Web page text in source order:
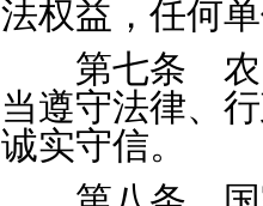
法权益，任何
第七条 农民
当遵守法律、
诚实守信。